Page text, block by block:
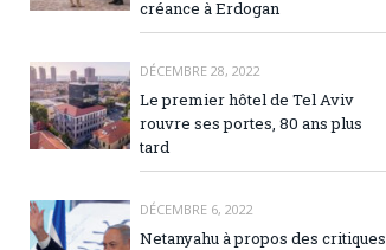
créance à Erdogan
DÉCEMBRE 28, 2022
Le premier hôtel de Tel Aviv
rouvre ses portes, 80 ans plus
tard
DÉCEMBRE 6, 2022
Netanyahu à propos des critiques